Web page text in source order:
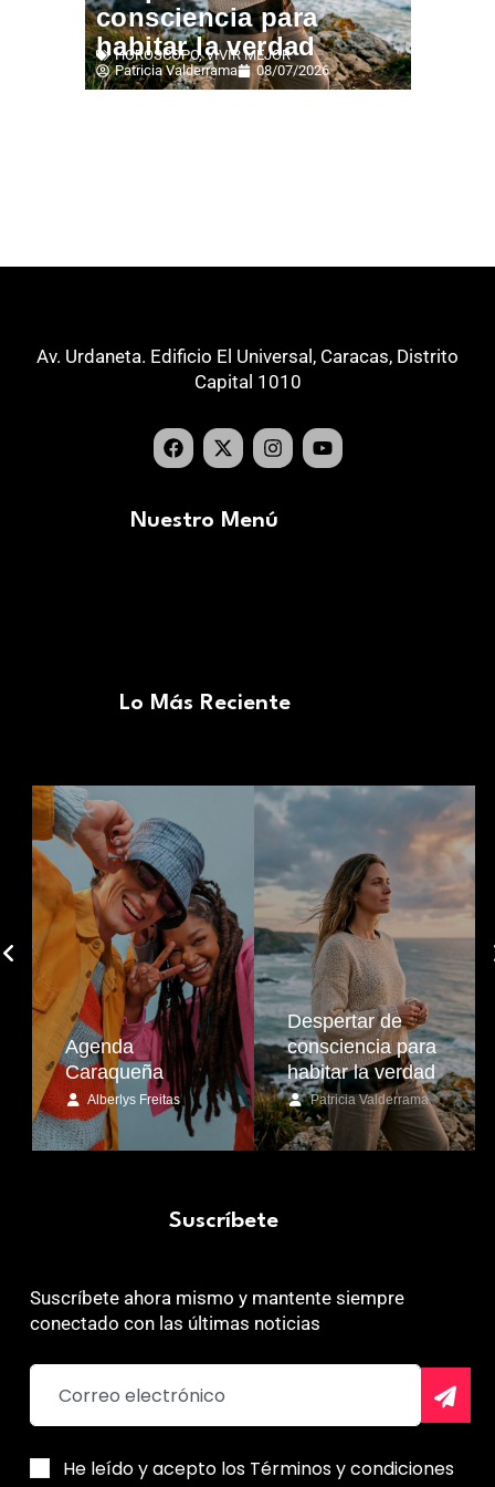
consciencia para
habitar la verdad
HORÓSCOPO,VIVIR MEJOR
Patricia Valderrama
08/07/2026
Av. Urdaneta. Edificio El Universal, Caracas, Distrito
Capital 1010
Nuestro Menú
Lo Más Reciente
Agenda
Caraqueña
Alberlys Freitas
Despertar de
consciencia para
habitar la verdad
Patricia Valderrama
Suscríbete
Suscríbete ahora mismo y mantente siempre
conectado con las últimas noticias
He leído y acepto los Términos y condiciones